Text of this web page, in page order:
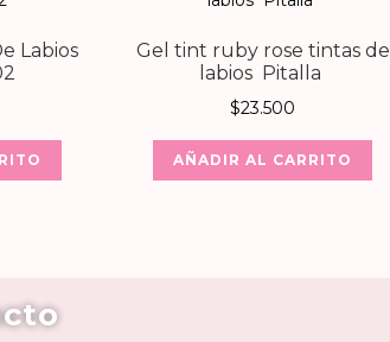
Labios
Gel tint ruby rose tintas de
labios Pitalla
$23.500
AÑADIR AL CARRITO